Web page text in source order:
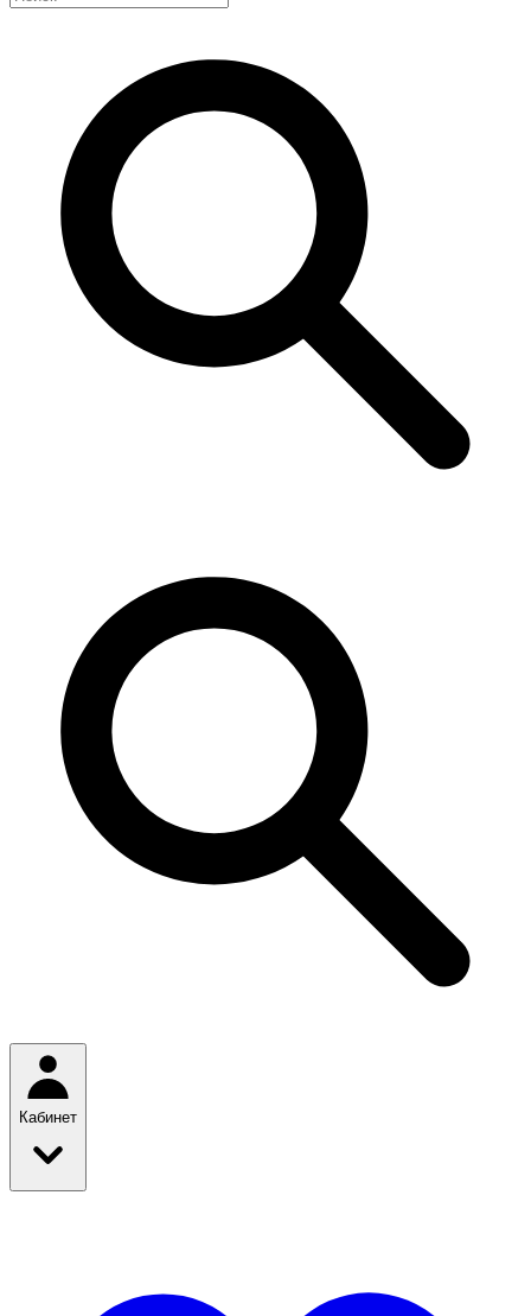
Кабинет